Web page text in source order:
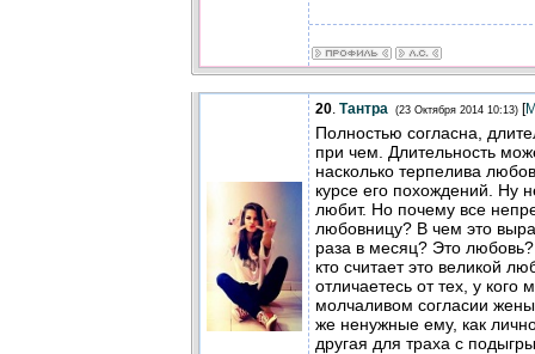
20. Тантра (23 Октября 2014 10:13) [
Полностью согласна,
при чем. Длительность
насколько терпелива
курсе его похождений. Ну
любит. Но почему все
любовницу? В чем это
раза в месяц? Это
кто считает это великой
отличаетесь от тех, у
молчаливом согласии
же ненужные ему, как
другая для траха с